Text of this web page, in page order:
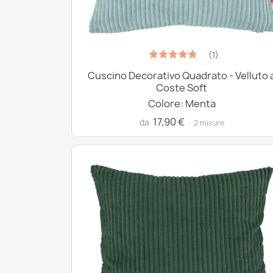
(1)
Cuscino Decorativo Quadrato - Velluto
Coste Soft
Colore: Menta
da 17,90 € · 2 misure